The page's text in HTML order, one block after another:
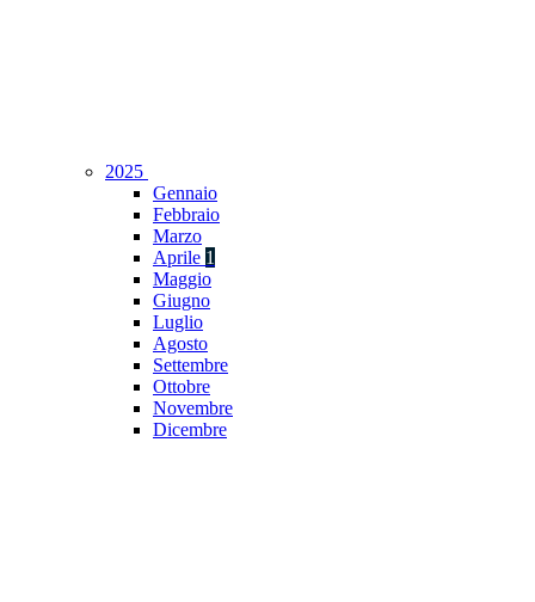
2025
Gennaio
Febbraio
Marzo
Aprile 1
Maggio
Giugno
Luglio
Agosto
Settembre
Ottobre
Novembre
Dicembre